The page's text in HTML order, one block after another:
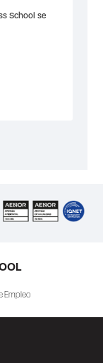
School se
Empleo